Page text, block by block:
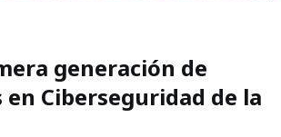
generación de
Ciberseguridad de la